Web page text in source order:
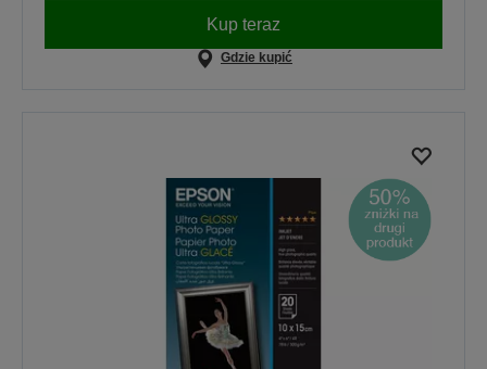
Kup teraz
Gdzie kupić